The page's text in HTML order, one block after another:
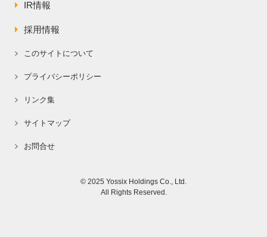
IR情報
採用情報
このサイトについて
プライバシーポリシー
リンク集
サイトマップ
お問合せ
© 2025 Yossix Holdings Co., Ltd.
All Rights Reserved.